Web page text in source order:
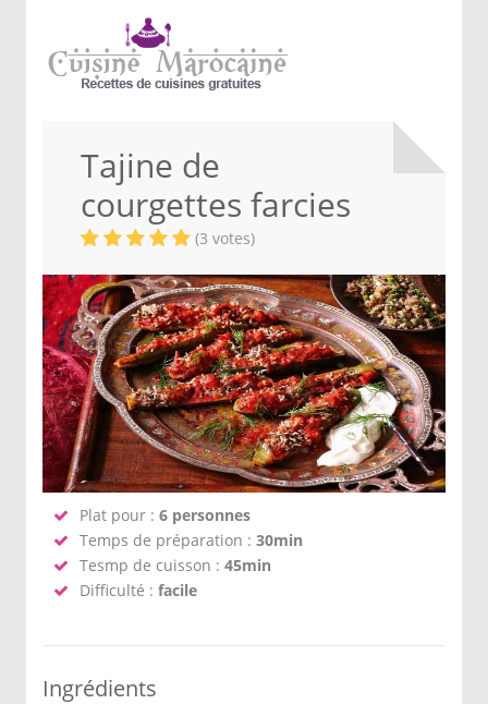
Tajine de
courgettes farcies
(3 votes)
Plat pour : 6 personnes
Temps de préparation : 30min
Tesmp de cuisson : 45min
Difficulté : facile
Ingrédients